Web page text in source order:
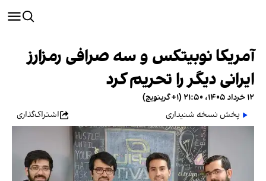
آمریکا نوبیتکس و سه صرافی رمزارز
ایرانی دیگر را تحریم کرد
۱۲ خرداد ۱۴۰۵، ۲۱:۵۰ (‎+۱ گرینویچ)
پخش نسخه شنیداری
اشتراک‌گذاری